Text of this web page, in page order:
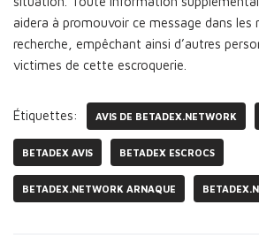
aidera à promouvoir ce message dans les
recherche, empêchant ainsi d’autres
victimes de cette escroquerie.
Étiquettes: AVIS DE BETADEX.NETWORK
BETADEX AVIS BETADEX ESCROCS
BETADEX.NETWORK ARNAQUE